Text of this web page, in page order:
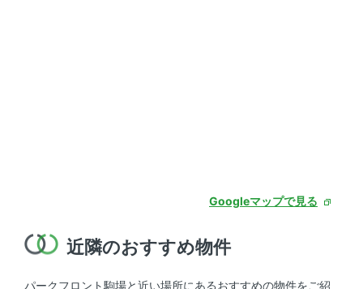
Googleマップで見る
近隣のおすすめ物件
パークフロント駒場と近い場所にあるおすすめの物件をご紹